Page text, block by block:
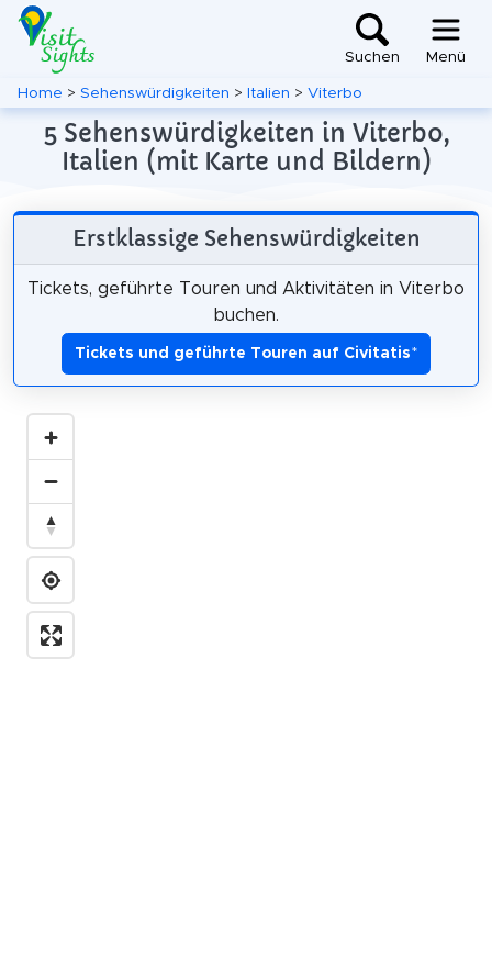
Suchen Menü
Home > Sehenswürdigkeiten > Italien > Viterbo
5 Sehenswürdigkeiten in Viterbo,
Italien (mit Karte und Bildern)
Erstklassige Sehenswürdigkeiten
Tickets, geführte Touren und Aktivitäten in Viterbo
buchen.
Tickets und geführte Touren auf Civitatis*